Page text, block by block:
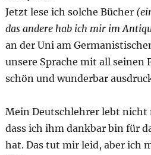
Jetzt lese ich solche Bücher
das andere hab ich mir im
an der Uni am
unsere Sprache mit all
schön und wunderbar
Mein Deutschlehrer lebt nicht
dass ich ihm dankbar bin für
hat. Das tut mir leid, aber ich